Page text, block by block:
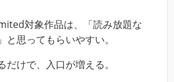
対象作品は、「読み放題な
と思ってもらいやすい。
だけで、入口が増える。